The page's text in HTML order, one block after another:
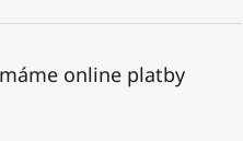
online platby